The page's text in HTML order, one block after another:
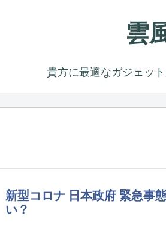
雲
貴方に最適なガジェッ
新型コロナ 日本政府 緊急事
い？